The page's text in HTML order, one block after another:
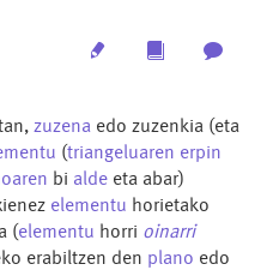
Multimedia
zuzena edo zuzenkia (eta
(triangeluaren erpin
bi alde eta abar)
elementu horietako
(elementu horri oinarri
erabiltzen den plano edo